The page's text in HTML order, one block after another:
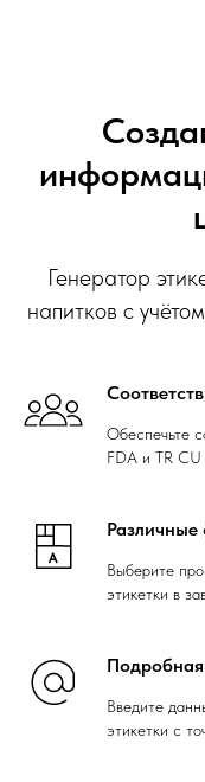
Генератор
напитков с
Обеспечьте
FDA и TR CU
Различные
Выберите
этикетки в
Введите
этикетки с